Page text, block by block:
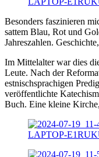
Besonders faszinieren
sattem Blau, Rot und
Jahreszahlen.
Im Mittelalter war dies
Leute. Nach der
estnischsprachigen
veröffentlichte
Buch. Eine kleine